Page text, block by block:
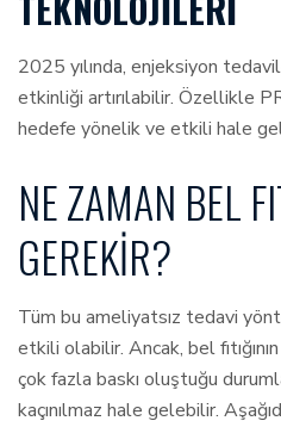
2025 yılında, enjeksiyon
etkinliği artırılabilir. Özellikle
hedefe yönelik ve etkili hale
NE ZAMAN BEL
GEREKIR?
Tüm bu ameliyatsız tedavi
etkili olabilir. Ancak, bel
çok fazla baskı oluştuğu
kaçınılmaz hale gelebilir.